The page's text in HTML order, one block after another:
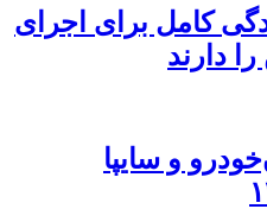
کامل برای اجرای
دارند
و سایپا